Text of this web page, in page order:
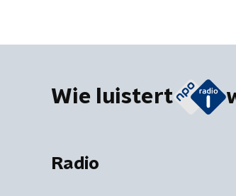
Wie luistert
Radio